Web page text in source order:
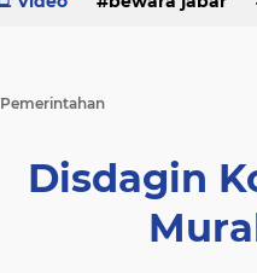
Pemerintahan
Disdagin